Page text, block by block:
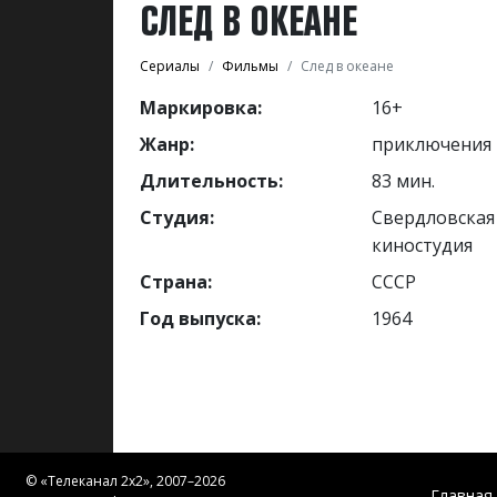
СЛЕД В ОКЕАНЕ
Сериалы Фильмы След в океане
Маркировка:
16+
Жанр:
приключения
Длительность:
83 мин.
Студия:
Свердловская
киностудия
Страна:
СССР
Год выпуска:
1964
© «Телеканал 2x2», 2007–2026